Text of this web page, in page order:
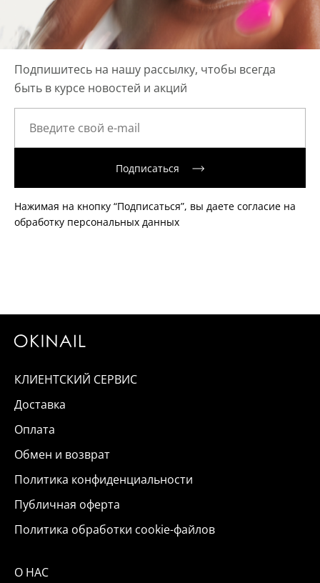
Подпишитесь на нашу рассылку, чтобы всегда
быть в курсе новостей и акций
Подписаться
Нажимая на кнопку “Подписаться”, вы даете согласие на
обработку персональных данных
КЛИЕНТСКИЙ СЕРВИС
Доставка
Оплата
Обмен и возврат
Политика конфиденциальности
Публичная оферта
Политика обработки cookie-файлов
О НАС